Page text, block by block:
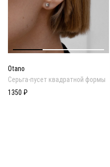
Otano
Серьга-пусет квадратной формы
1350 ₽